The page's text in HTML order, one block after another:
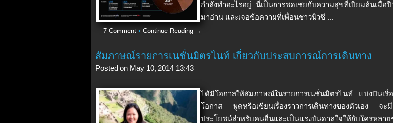
กำลังทำอะไรอยู่ นี่เป็นการชดเชยกับความสุขที่เปี่ยมล้นเมื่
มาอ่าน และเจอข้อความที่เพื่อนชาวนิวซี ...
7 Comment • Continue Reading →
สัมภาษณ์รายการเนชั่นมิตรไนท์ เกี่ยวกับประสบการณ์การเดินทาง
Posted on May 10, 2014 13:43
ได้มีโอกาสให้สัมภาษณ์ในรายการเนชั่นมิตรไนท์ แบ่งปันเรื่
โอกาส พูดหรือเขียนเรื่องราวการเดินทางของตัวเอง จะ
ประโยชน์สำหรับคนอื่นและเป็นแรงบันดาลใจให้กับใครหลา